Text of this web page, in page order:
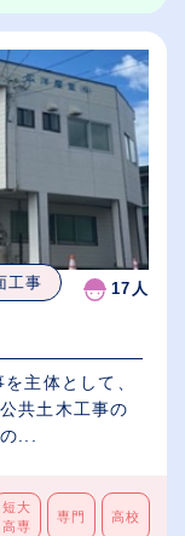
工事 17人
主体として、
共土木工事の
...
短大
高専
専門 高校